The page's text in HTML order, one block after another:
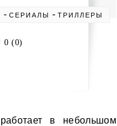
-СЕРИАЛЫ -ТРИЛЛЕРЫ
0 (0)